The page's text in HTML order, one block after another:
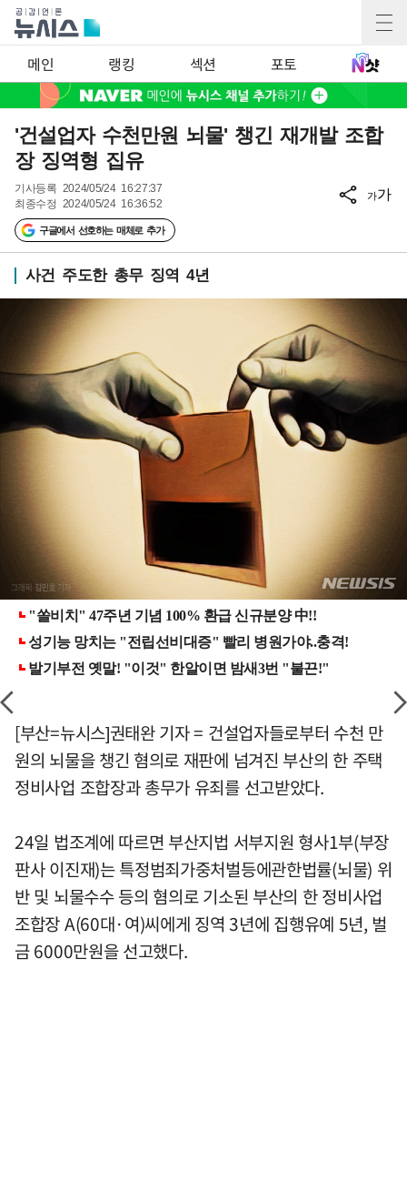
메인 랭킹 섹션 포토
'건설업자 수천만원 뇌물' 챙긴 재개발 조합
장 징역형 집유
기사등록 2024/05/24 16:27:37
최종수정 2024/05/24 16:36:52
구글에서 선호하는 매체로 추가
가가
사건 주도한 총무 징역 4년
[부산=뉴시스]권태완 기자 = 건설업자들로부터 수천 만
원의 뇌물을 챙긴 혐의로 재판에 넘겨진 부산의 한 주택
정비사업 조합장과 총무가 유죄를 선고받았다.
24일 법조계에 따르면 부산지법 서부지원 형사1부(부장
판사 이진재)는 특정범죄가중처벌등에관한법률(뇌물) 위
반 및 뇌물수수 등의 혐의로 기소된 부산의 한 정비사업
조합장 A(60대·여)씨에게 징역 3년에 집행유예 5년, 벌
금 6000만원을 선고했다.